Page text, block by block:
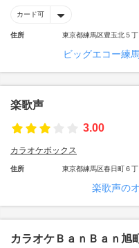
カード可
住所 東京都練馬区豊玉北５
ビッグエコー練
楽歌声
3.00
カラオケボックス
住所 東京都練馬区春日町６丁
楽歌声の
カラオケＢａｎＢａｎ旭